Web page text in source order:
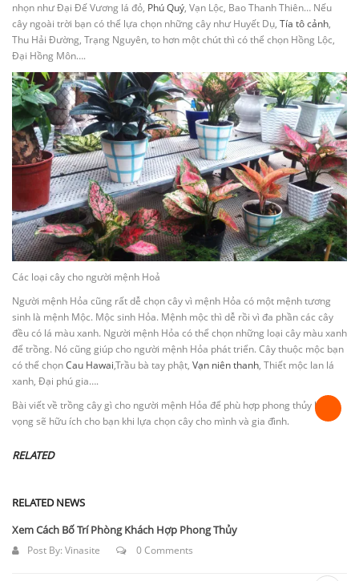
nhọn như Đại Đế Vương lá đỏ, Phú Quý, Vạn Lộc, Bao Thanh Thiên… Nếu
cây ngoài trời bạn có thể lựa chọn những cây như Huyết Dụ, Tía tô cảnh,
Thu Hải Đường, Trạng Nguyên, to hơn một chút thì có thể chọn Hồng Lộc,
Đại Hồng Môn….
Các loại cây cho người mệnh Hoả
Người mệnh Hỏa cũng rất dễ chọn cây vì mệnh Hỏa có một mệnh tương
sinh là mệnh Mộc. Mộc sinh Hỏa. Mệnh mộc thì dễ rồi vì đa phần các cây
đều có lá màu xanh. Người mệnh Hỏa có thể chọn những loại cây màu xanh
để trồng. Nó cũng giúp cho người mệnh Hỏa phát triển. Cây thuộc mộc bạn
có thể chọnCau Hawai,Trầu bà tay phật, Vạn niên thanh, Thiết mộc lan lá
xanh, Đại phú gia….
Bài viết về trồng cây gì cho người mệnh Hỏa để phù hợp phong thủy hy
vọng sẽ hữu ích cho bạn khi lựa chọn cây cho mình và gia đình.
RELATED
RELATED NEWS
Xem Cách Bố Trí Phòng Khách Hợp Phong Thủy
Post By: Vinasite 0 Comments